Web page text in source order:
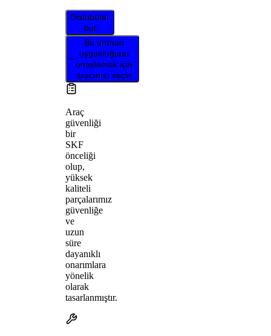
Distribütör
bul
Bu ürünün
uygunluğunu
onaylamak için
aracınızı seçin
Araç
güvenliği
bir
SKF
önceliği
olup,
yüksek
kaliteli
parçalarımız
güvenliğe
ve
uzun
süre
dayanıklı
onarımlara
yönelik
olarak
tasarlanmıştır.